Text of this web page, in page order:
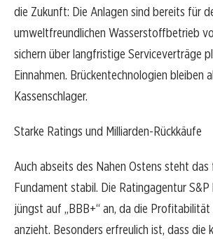
die Zukunft: Die Anlagen sind bereits für
umweltfreundlichen Wasserstoffbetrieb
sichern über langfristige Serviceverträge
Einnahmen. Brückentechnologien bleiben
Kassenschlager.
Starke Ratings und Milliarden-Rückkäufe
Auch abseits des Nahen Ostens steht
Fundament stabil. Die Ratingagentur
jüngst auf „BBB+“ an, da die
anzieht. Besonders erfreulich ist, dass die